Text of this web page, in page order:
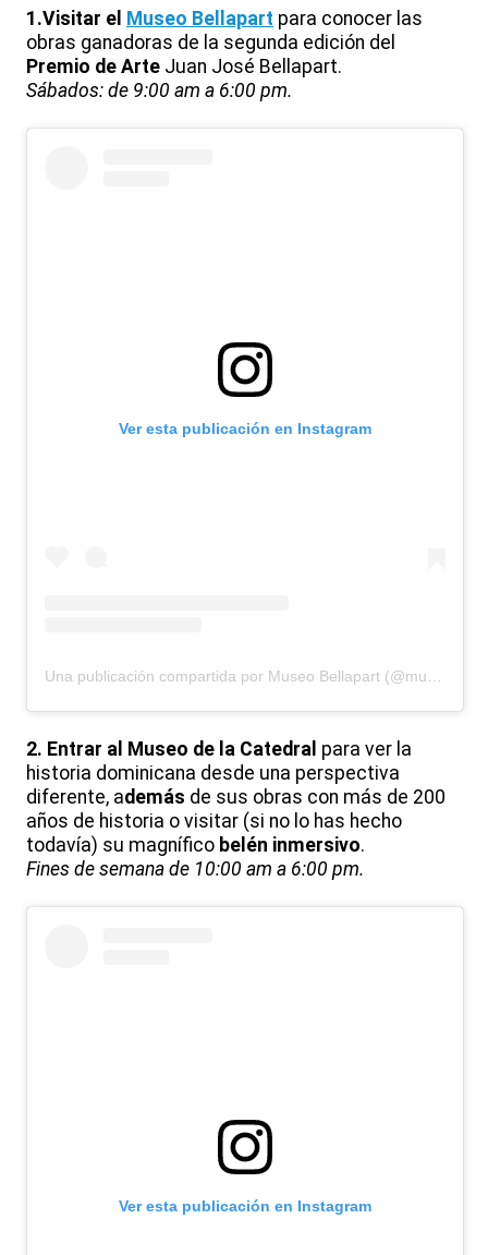
1.Visitar el Museo Bellapart para conocer las
obras ganadoras de la segunda edición del
Premio de Arte Juan José Bellapart.
Sábados: de 9:00 am a 6:00 pm.
Ver esta publicación en Instagram
2. Entrar al Museo de la Catedral para ver la
historia dominicana desde una perspectiva
diferente, además de sus obras con más de 200
años de historia o visitar (si no lo has hecho
todavía) su magnífico belén inmersivo.
Fines de semana de 10:00 am a 6:00 pm.
Ver esta publicación en Instagram